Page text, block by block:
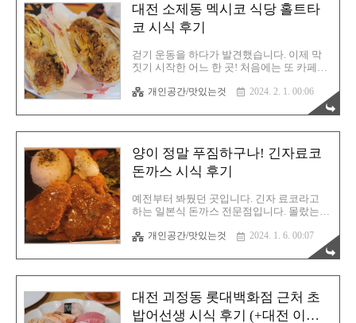
호가 잘 없는 돈까스 메뉴! 저 역시 돈까스를
좋아하기에 이모티콘 모임 이전에 점심팟을
모집해서 방문해 보았습니다. 호세키카츠가
최고구나 호세키카츠라는 일본식 돈까스 전
문점입니다. 가게가 아담합니다. 대전(여자)
중학교 바로 옆에 있어서 찾는건 어렵지 않
습니다. 하지만 딱 사진을 보시면 아실텐데
주차가 어려워요. 가게 바로 옆은 아마 빌라
거주자 전용 주차장일거에요. 그러면 학..
대전 소제동 멕시코 식당 홀트타
코 시식 후기
걷기 운동을 하다가 발견했습니다. 이제 막
짓기 시작한 어느 한 곳! 처음에는 또 카페가
는 단어가 벽에 따악! 생기더군요. 그때 바로
알았습니다. 이곳은 멕시코 식당이 들어선다
는 것을 말입니다. 그리고 기대가 되었습니
다. 빨리 완공되기를! 그리고 바로 맛을 보기
되었습니다. 바로 방문하지는 못했고 시간이
어느정도 지나서 찾은 멕시코 음식점! 과연
이곳은 맛집이 될런지, 그냥 1회성으로 먹고
끝내는 그저 그런 식당이 될지는 혀가 판단
할 문제입니다. 위치는 소제동 카페라인에
있어요. 아마 찾는건 정말 쉬울겁니다. 하천
변이 모두 무료 주차장이긴한데 솔직히 평일
에도 주차 자리 찾기가 어려울 정도입니다.
이 부분은 참고해 주시기 ..
개인공간/맛있는것 2024. 2. 1. 00:06
양이 정말 푸짐하구나! 긴자료코
돈까스 시식 후기
예전부터 봐뒀던 곳입니다. 긴자 료코라고
하는 일본식 돈까스 전문점입니다. 몰랐는데
이 운영하는 식당을 선호하는 편이긴 합니다
만, 일단 들어왔으니 그냥 나가기는 민망해
서 맛을 보기로 합니다. 이모티콘 멤버분들
과 같이 왔기 때문에 더더욱 나갈 수 없는 상
위기를 내려고 많이 노력한 흔적들이 엿보였
습니다. 싱글석이 많아서 마음에 들었습니
개인공간/맛있는것 2024. 1. 6. 00:07
대전 괴정동 롯대백화점 근처 초
밥어선생 시식 후기 (+대전 이모